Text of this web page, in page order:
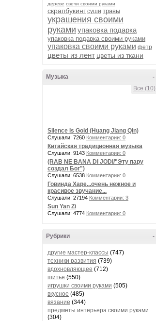
дереве свечи своими руками
скрапбукинг суши травы
украшения своими
руками упаковка подарка
упаковка подарка своими руками
упаковка своими руками фетр
цветы из лент цветы из ткани
-
Музыка
Все (10)
Silence Is Gold (Huang Jiang Qin)
Слушали: 7260 Комментарии: 0
Китайская традиционная музыка
Слушали: 9143 Комментарии: 0
(RAB NE BANA DI JODI/"Эту пару
создал Бог")
Слушали: 6538 Комментарии: 0
Говинда Харе...очень нежное и
красивое звучание...
Слушали: 27194 Комментарии: 3
Sun Yan Zi
Слушали: 4774 Комментарии: 0
-
Рубрики
другие мастер-классы (747)
техники развития (739)
вдохновляющее (712)
шитье (550)
игрушки своими руками (505)
вкусное (485)
вязание (344)
предметы интерьера своими руками
(304)